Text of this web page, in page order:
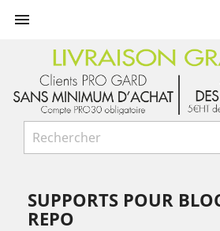

SUPPORTS POUR
REPO